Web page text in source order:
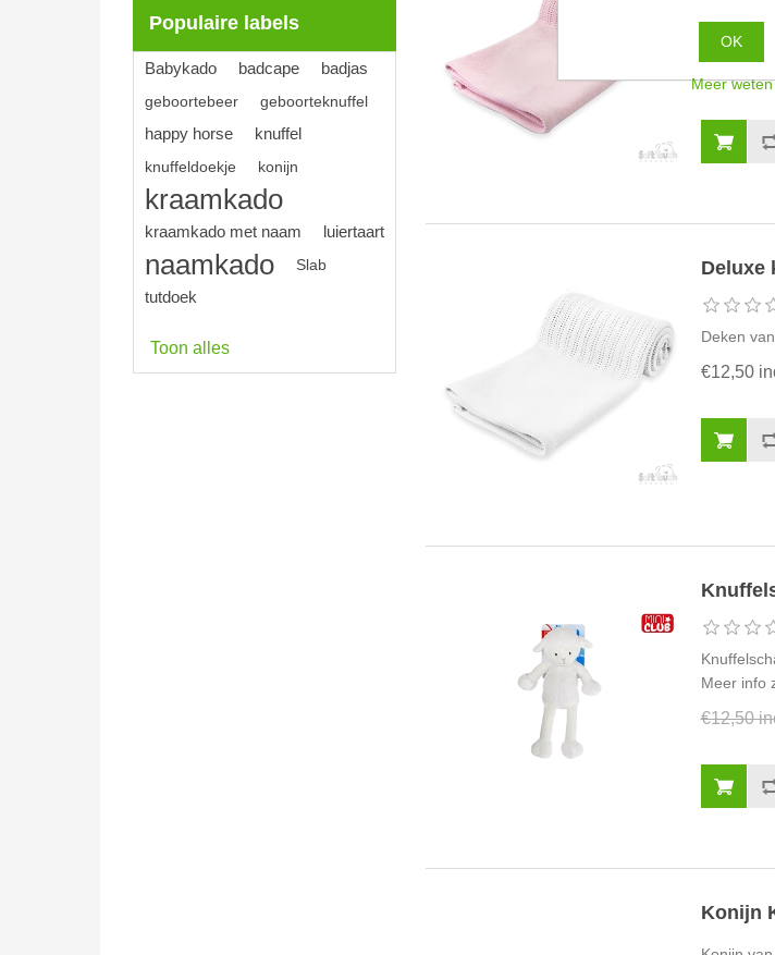
Populaire labels
Babykado badcape badjas
geboortebeer geboorteknuffel
happy horse knuffel
knuffeldoekje konijn
kraamkado
kraamkado met naam luiertaart
naamkado Slab
tutdoek
Toon alles
Deken
Meer
Deluxe
Deken
€12,50
Meer info
€12,50
Konijn
OK
Meer weten